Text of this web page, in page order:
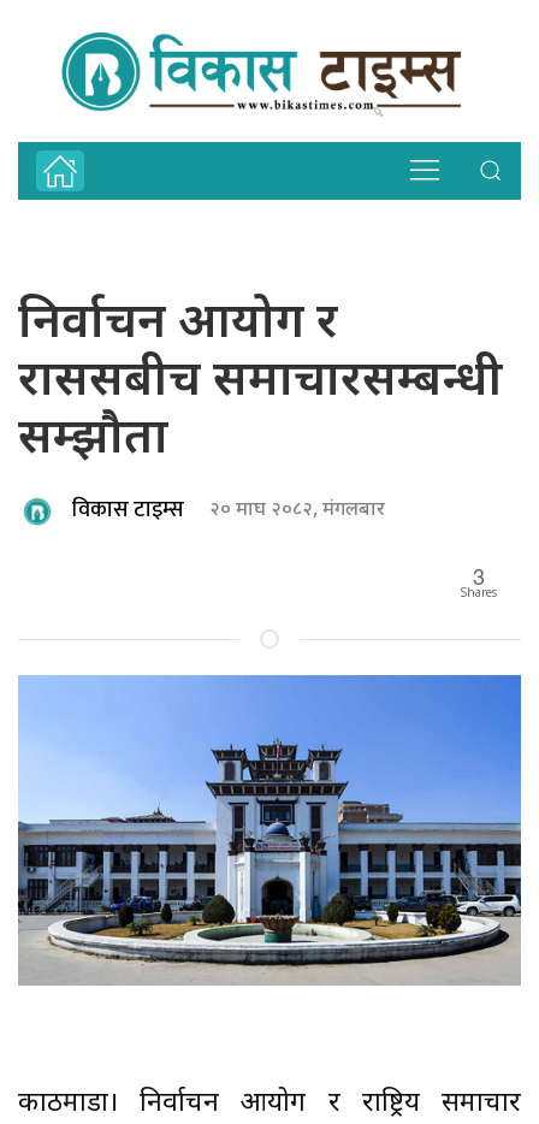
निर्वाचन आयोग र
राससबीच समाचारसम्बन्धी
सम्झौता
विकास टाइम्स २० माघ २०८२, मंगलबार
3
Shares
काठमाडौँ। निर्वाचन आयोग र राष्ट्रिय समाचार